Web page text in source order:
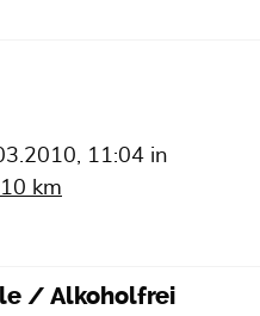
11:04 in
km
/ Alkoholfrei